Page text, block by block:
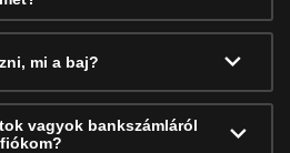
mi a baj?
vagyok bankszámláról